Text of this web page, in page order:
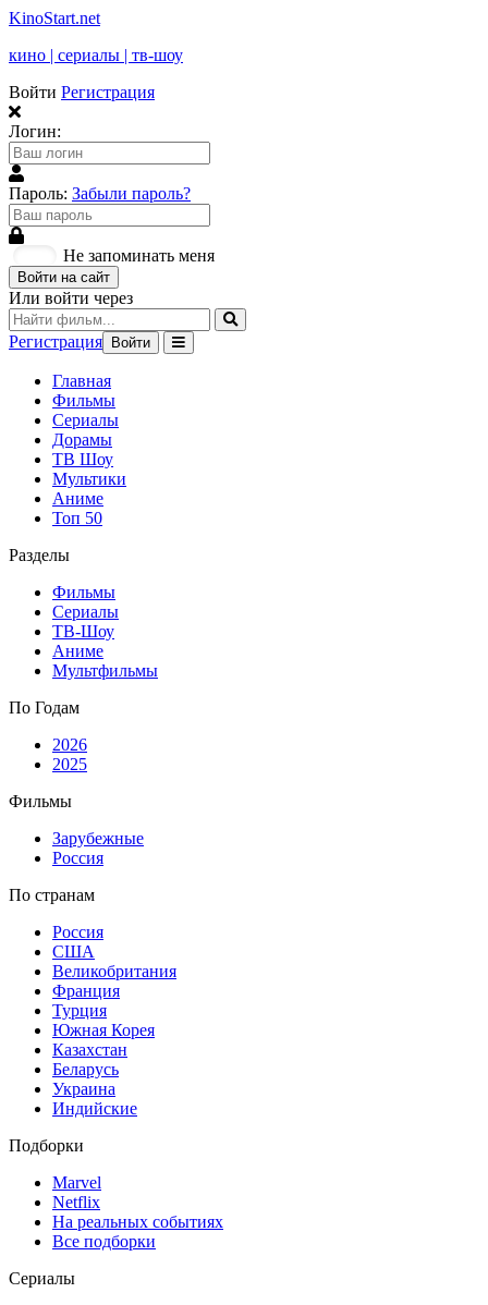
KinoStart.net
кино | сериалы | тв-шоу
Войти Регистрация
Логин:
Пароль: Забыли пароль?
Не запоминать меня
Войти на сайт
Или войти через
Регистрация Войти
Главная
Фильмы
Сериалы
Дорамы
ТВ Шоу
Мультики
Аниме
Топ 50
Разделы
Фильмы
Сериалы
ТВ-Шоу
Аниме
Мультфильмы
По Годам
2026
2025
Фильмы
Зарубежные
Россия
По странам
Россия
США
Великобритания
Франция
Турция
Южная Корея
Казахстан
Беларусь
Украина
Индийские
Подборки
Marvel
Netflix
На реальных событиях
Все подборки
Сериалы